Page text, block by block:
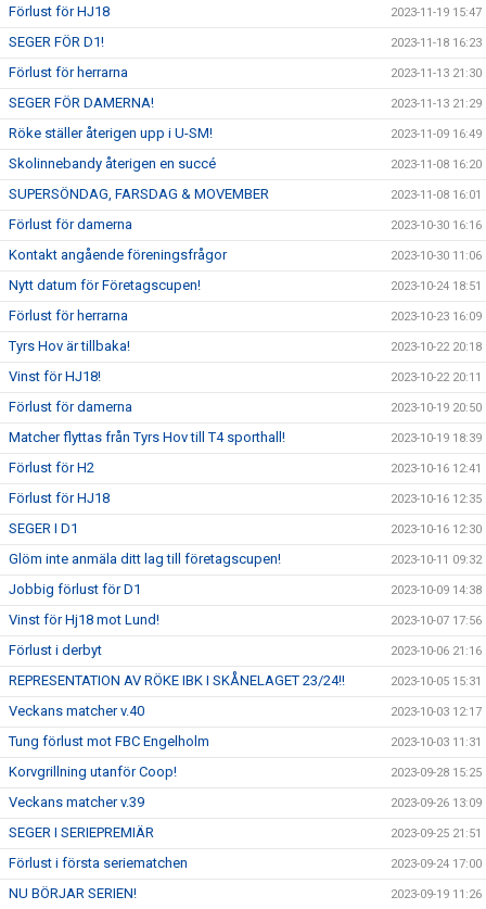
Förlust för HJ18 2023-11-19 15:47
SEGER FÖR D1! 2023-11-18 16:23
Förlust för herrarna 2023-11-13 21:30
SEGER FÖR DAMERNA! 2023-11-13 21:29
Röke ställer återigen upp i U-SM! 2023-11-09 16:49
Skolinnebandy återigen en succé 2023-11-08 16:20
SUPERSÖNDAG, FARSDAG & MOVEMBER 2023-11-08 16:01
Förlust för damerna 2023-10-30 16:16
Kontakt angående föreningsfrågor 2023-10-30 11:06
Nytt datum för Företagscupen! 2023-10-24 18:51
Förlust för herrarna 2023-10-23 16:09
Tyrs Hov är tillbaka! 2023-10-22 20:18
Vinst för HJ18! 2023-10-22 20:11
Förlust för damerna 2023-10-19 20:50
Matcher flyttas från Tyrs Hov till T4 sporthall! 2023-10-19 18:39
Förlust för H2 2023-10-16 12:41
Förlust för HJ18 2023-10-16 12:35
SEGER I D1 2023-10-16 12:30
Glöm inte anmäla ditt lag till företagscupen! 2023-10-11 09:32
Jobbig förlust för D1 2023-10-09 14:38
Vinst för Hj18 mot Lund! 2023-10-07 17:56
Förlust i derbyt 2023-10-06 21:16
REPRESENTATION AV RÖKE IBK I SKÅNELAGET 23/24!! 2023-10-05 15:31
Veckans matcher v.40 2023-10-03 12:17
Tung förlust mot FBC Engelholm 2023-10-03 11:31
Korvgrillning utanför Coop! 2023-09-28 15:25
Veckans matcher v.39 2023-09-26 13:09
SEGER I SERIEPREMIÄR 2023-09-25 21:51
Förlust i första seriematchen 2023-09-24 17:00
NU BÖRJAR SERIEN! 2023-09-19 11:26